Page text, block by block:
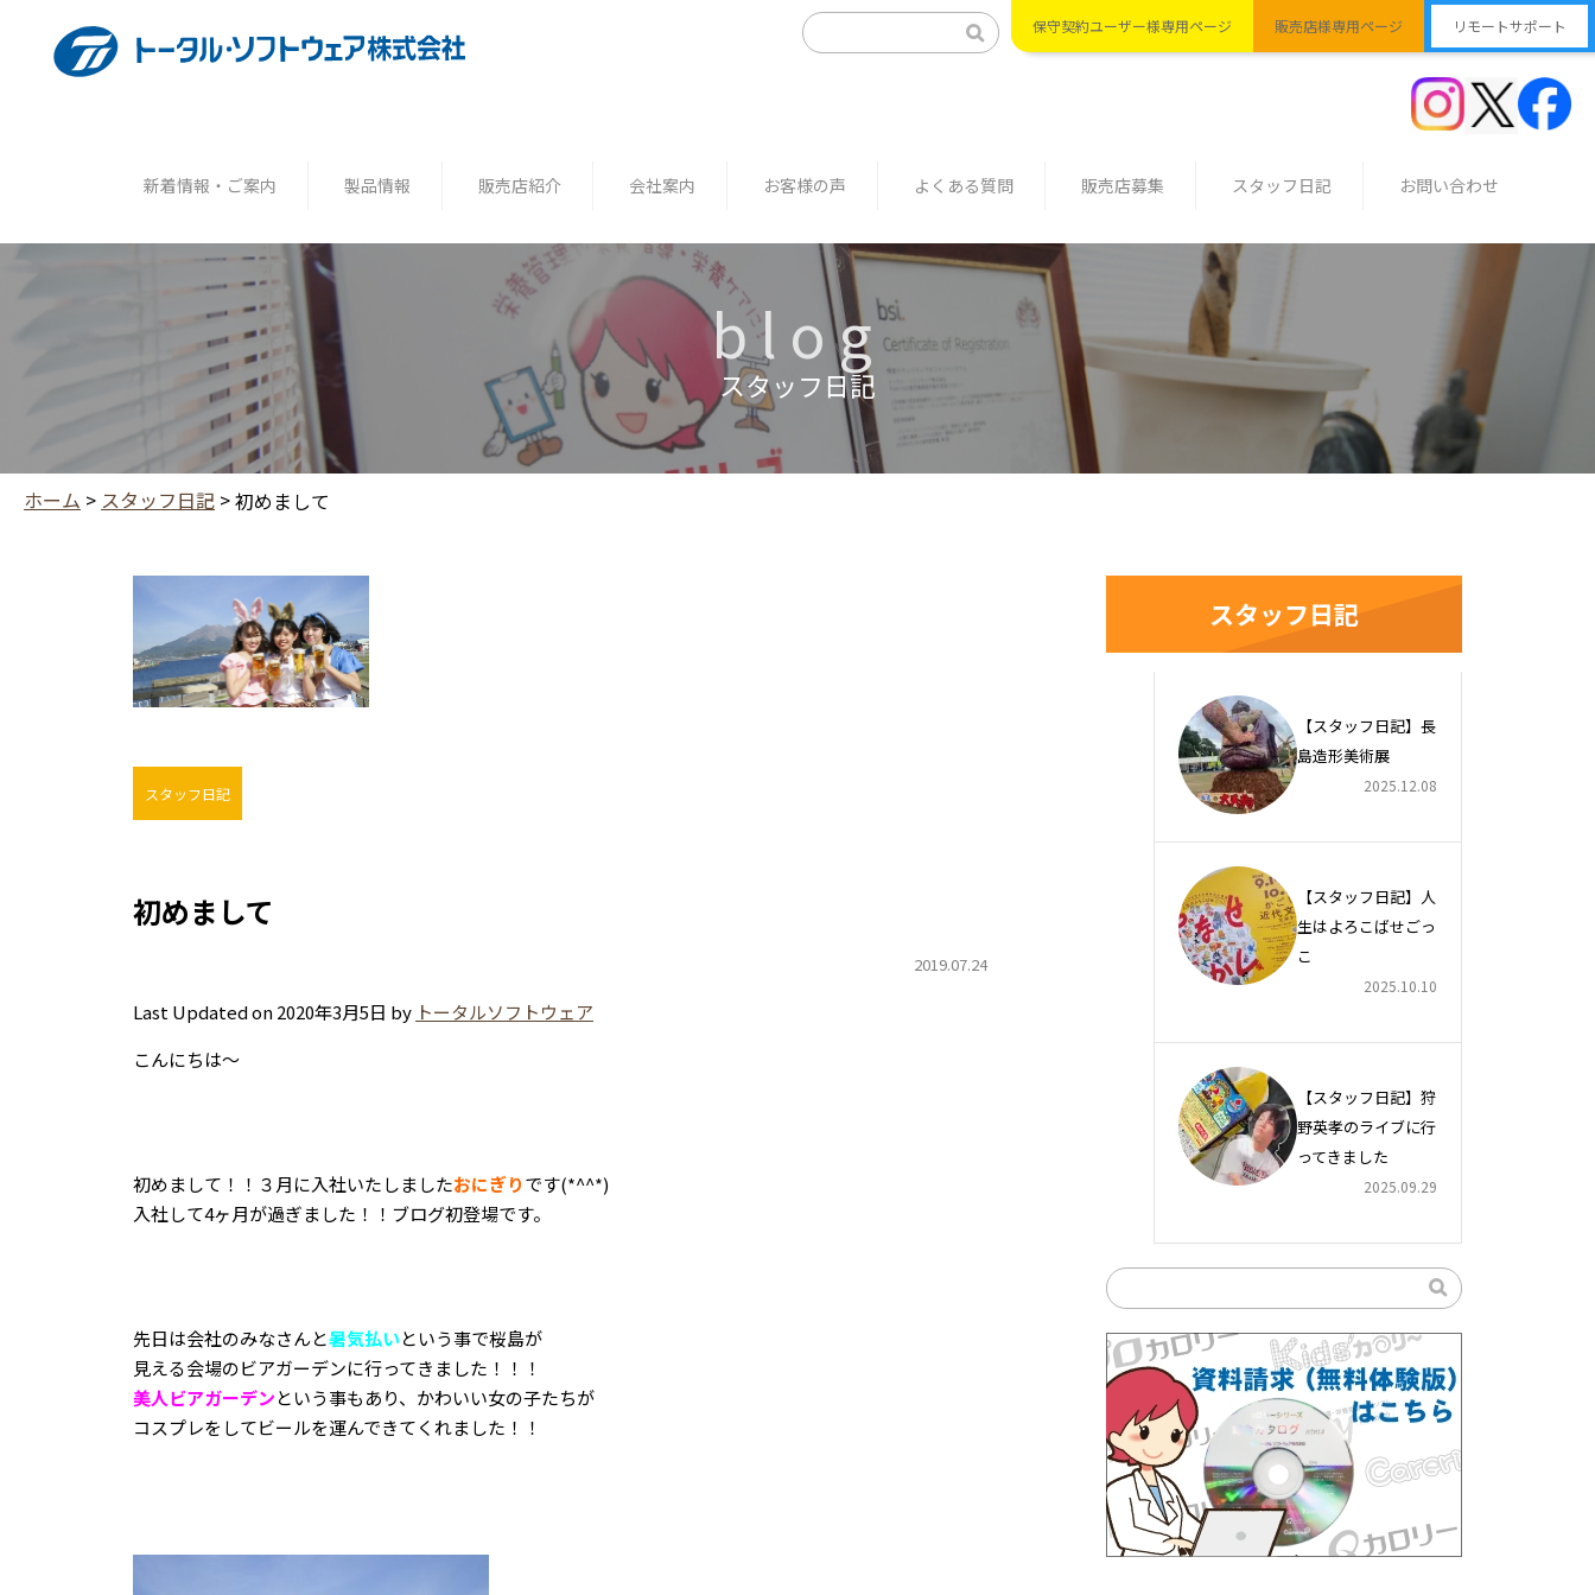
保守契約ユーザー様専用ページ 販売店様専用ページ リモートサポート
新着情報・ご案内 製品情報 販売店紹介 会社案内 お客様の声 よくある質問 販売店募集 スタッフ日記 お問い合わせ
blog
スタッフ日記
ホーム > スタッフ日記 >初めまして
スタッフ日記
初めまして
2019.07.24
Last Updated on 2020年3月5日 by トータルソフトウェア
こんにちは～
初めまして！！３月に入社いたしましたおにぎりです(*^^*)
入社して4ヶ月が過ぎました！！ブログ初登場です。
先日は会社のみなさんと暑気払いという事で桜島が
見える会場のビアガーデンに行ってきました！！！
美人ビアガーデンという事もあり、かわいい女の子たちが
コスプレをしてビールを運んできてくれました！！
スタッフ日記
【スタッフ日記】長
島造形美術展
2025.12.08
【スタッフ日記】人
生はよろこばせごっ
こ
2025.10.10
【スタッフ日記】狩
野英孝のライブに行
ってきました
2025.09.29